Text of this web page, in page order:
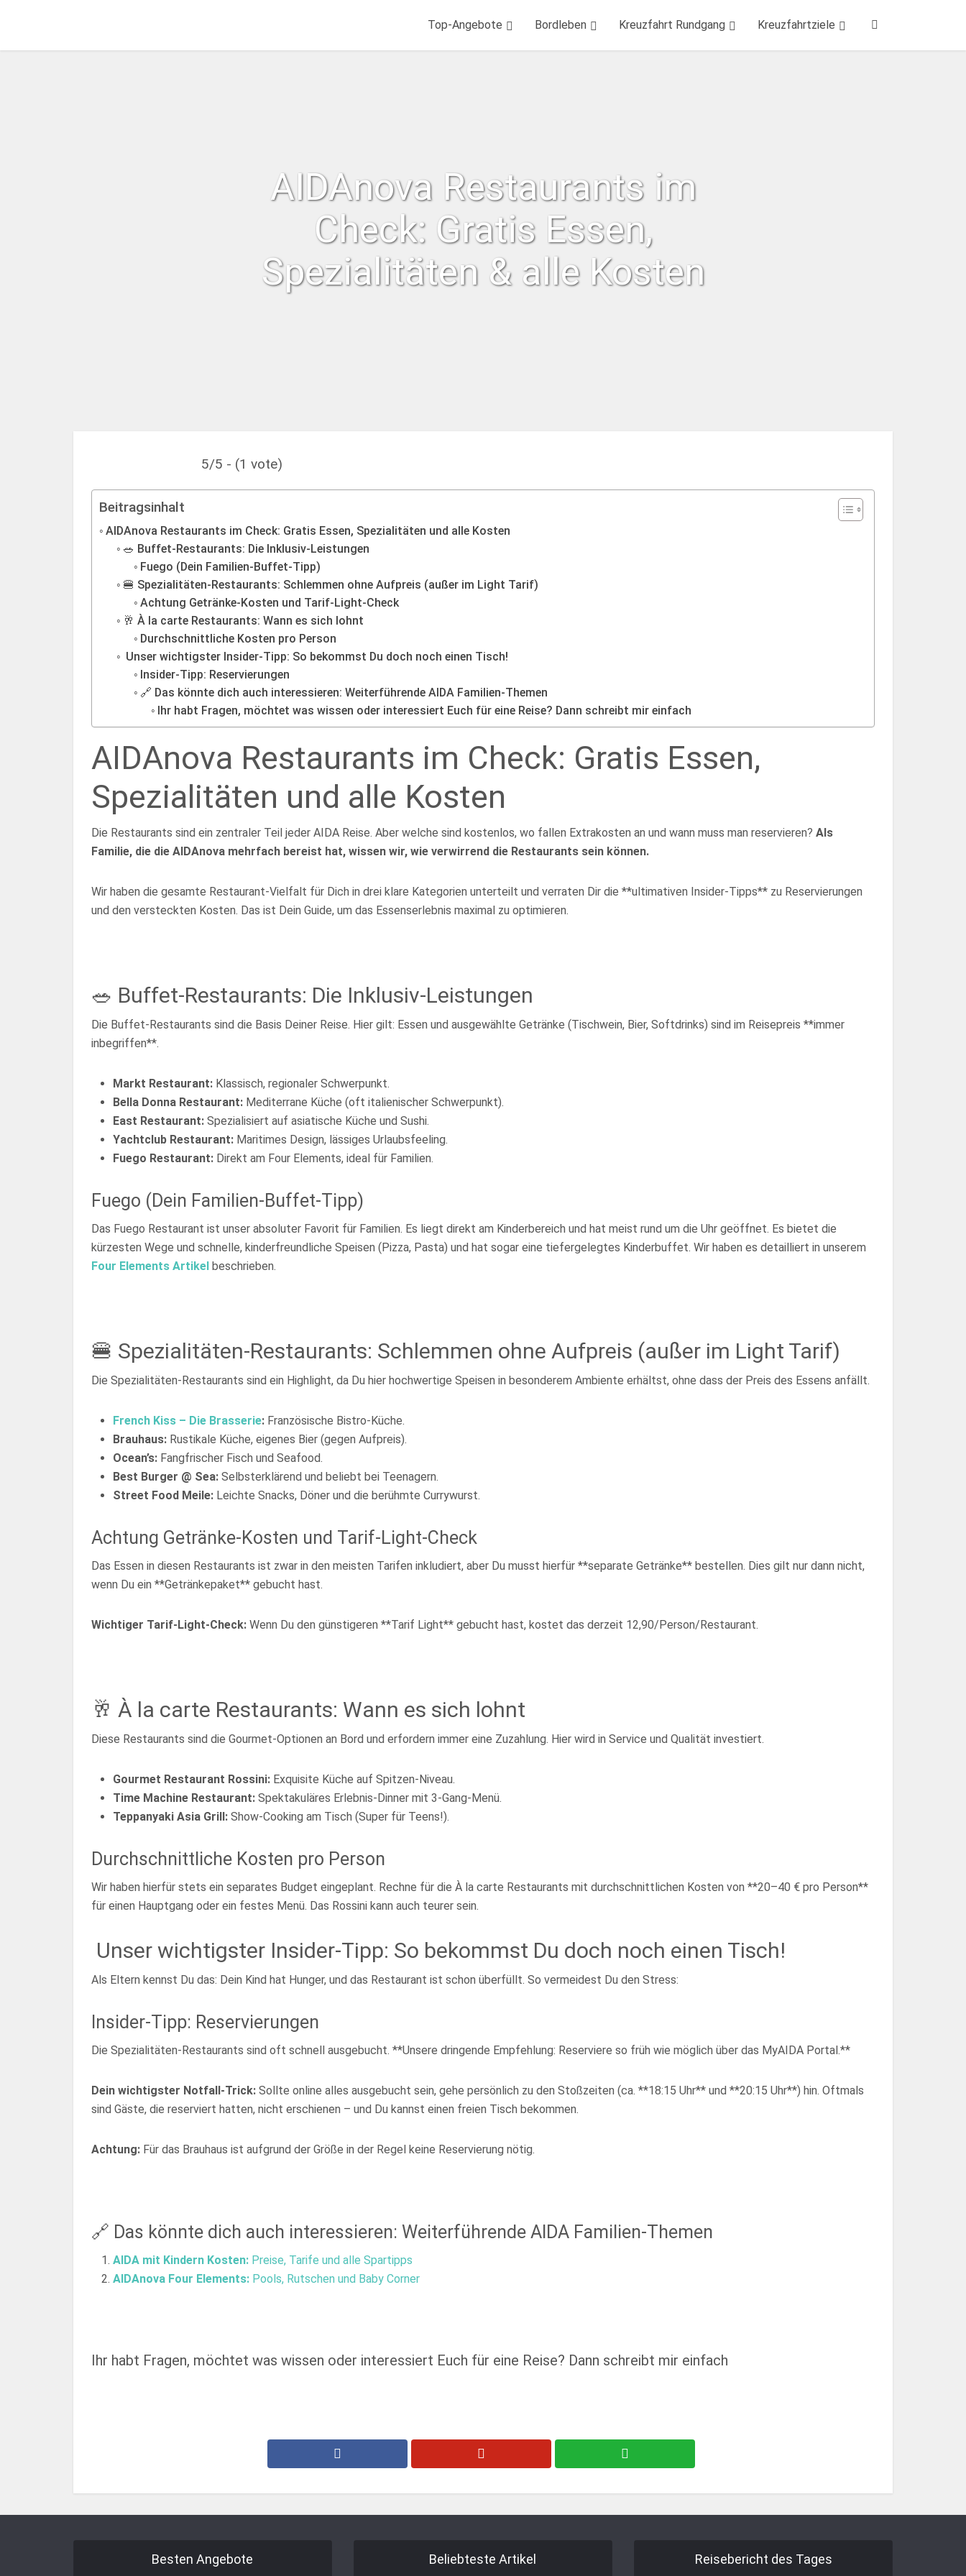
Top-Angebote Bordleben Kreuzfahrt Rundgang Kreuzfahrtziele
AIDAnova Restaurants im
Check: Gratis Essen,
Spezialitäten & alle Kosten
5/5 - (1 vote)
Beitragsinhalt
AIDAnova Restaurants im Check: Gratis Essen, Spezialitäten und alle Kosten
🥗 Buffet-Restaurants: Die Inklusiv-Leistungen
Fuego (Dein Familien-Buffet-Tipp)
🍔 Spezialitäten-Restaurants: Schlemmen ohne Aufpreis (außer im Light Tarif)
Achtung Getränke-Kosten und Tarif-Light-Check
🥂 À la carte Restaurants: Wann es sich lohnt
Durchschnittliche Kosten pro Person
Unser wichtigster Insider-Tipp: So bekommst Du doch noch einen Tisch!
Insider-Tipp: Reservierungen
🔗 Das könnte dich auch interessieren: Weiterführende AIDA Familien-Themen
Ihr habt Fragen, möchtet was wissen oder interessiert Euch für eine Reise? Dann schreibt mir einfach
AIDAnova Restaurants im Check: Gratis Essen,
Spezialitäten und alle Kosten
Die Restaurants sind ein zentraler Teil jeder AIDA Reise. Aber welche sind kostenlos, wo fallen Extrakosten an und wann muss man reservieren? Als
Familie, die die AIDAnova mehrfach bereist hat, wissen wir, wie verwirrend die Restaurants sein können.
Wir haben die gesamte Restaurant-Vielfalt für Dich in drei klare Kategorien unterteilt und verraten Dir die **ultimativen Insider-Tipps** zu Reservierungen
und den versteckten Kosten. Das ist Dein Guide, um das Essenserlebnis maximal zu optimieren.
🥗 Buffet-Restaurants: Die Inklusiv-Leistungen
Die Buffet-Restaurants sind die Basis Deiner Reise. Hier gilt: Essen und ausgewählte Getränke (Tischwein, Bier, Softdrinks) sind im Reisepreis **immer
inbegriffen**.
Markt Restaurant: Klassisch, regionaler Schwerpunkt.
Bella Donna Restaurant: Mediterrane Küche (oft italienischer Schwerpunkt).
East Restaurant: Spezialisiert auf asiatische Küche und Sushi.
Yachtclub Restaurant: Maritimes Design, lässiges Urlaubsfeeling.
Fuego Restaurant: Direkt am Four Elements, ideal für Familien.
Fuego (Dein Familien-Buffet-Tipp)
Das Fuego Restaurant ist unser absoluter Favorit für Familien. Es liegt direkt am Kinderbereich und hat meist rund um die Uhr geöffnet. Es bietet die
kürzesten Wege und schnelle, kinderfreundliche Speisen (Pizza, Pasta) und hat sogar eine tiefergelegtes Kinderbuffet. Wir haben es detailliert in unserem
Four Elements Artikel beschrieben.
🍔 Spezialitäten-Restaurants: Schlemmen ohne Aufpreis (außer im Light Tarif)
Die Spezialitäten-Restaurants sind ein Highlight, da Du hier hochwertige Speisen in besonderem Ambiente erhältst, ohne dass der Preis des Essens anfällt.
French Kiss – Die Brasserie: Französische Bistro-Küche.
Brauhaus: Rustikale Küche, eigenes Bier (gegen Aufpreis).
Ocean’s: Fangfrischer Fisch und Seafood.
Best Burger @ Sea: Selbsterklärend und beliebt bei Teenagern.
Street Food Meile: Leichte Snacks, Döner und die berühmte Currywurst.
Achtung Getränke-Kosten und Tarif-Light-Check
Das Essen in diesen Restaurants ist zwar in den meisten Tarifen inkludiert, aber Du musst hierfür **separate Getränke** bestellen. Dies gilt nur dann nicht,
wenn Du ein **Getränkepaket** gebucht hast.
Wichtiger Tarif-Light-Check: Wenn Du den günstigeren **Tarif Light** gebucht hast, kostet das derzeit 12,90/Person/Restaurant.
🥂 À la carte Restaurants: Wann es sich lohnt
Diese Restaurants sind die Gourmet-Optionen an Bord und erfordern immer eine Zuzahlung. Hier wird in Service und Qualität investiert.
Gourmet Restaurant Rossini: Exquisite Küche auf Spitzen-Niveau.
Time Machine Restaurant: Spektakuläres Erlebnis-Dinner mit 3-Gang-Menü.
Teppanyaki Asia Grill: Show-Cooking am Tisch (Super für Teens!).
Durchschnittliche Kosten pro Person
Wir haben hierfür stets ein separates Budget eingeplant. Rechne für die À la carte Restaurants mit durchschnittlichen Kosten von **20–40 € pro Person**
für einen Hauptgang oder ein festes Menü. Das Rossini kann auch teurer sein.
Unser wichtigster Insider-Tipp: So bekommst Du doch noch einen Tisch!
Als Eltern kennst Du das: Dein Kind hat Hunger, und das Restaurant ist schon überfüllt. So vermeidest Du den Stress:
Insider-Tipp: Reservierungen
Die Spezialitäten-Restaurants sind oft schnell ausgebucht. **Unsere dringende Empfehlung: Reserviere so früh wie möglich über das MyAIDA Portal.**
Dein wichtigster Notfall-Trick: Sollte online alles ausgebucht sein, gehe persönlich zu den Stoßzeiten (ca. **18:15 Uhr** und **20:15 Uhr**) hin. Oftmals
sind Gäste, die reserviert hatten, nicht erschienen – und Du kannst einen freien Tisch bekommen.
Achtung: Für das Brauhaus ist aufgrund der Größe in der Regel keine Reservierung nötig.
🔗 Das könnte dich auch interessieren: Weiterführende AIDA Familien-Themen
AIDA mit Kindern Kosten: Preise, Tarife und alle Spartipps
AIDAnova Four Elements: Pools, Rutschen und Baby Corner
Ihr habt Fragen, möchtet was wissen oder interessiert Euch für eine Reise? Dann schreibt mir einfach
Besten Angebote Beliebteste Artikel Reisebericht des Tages